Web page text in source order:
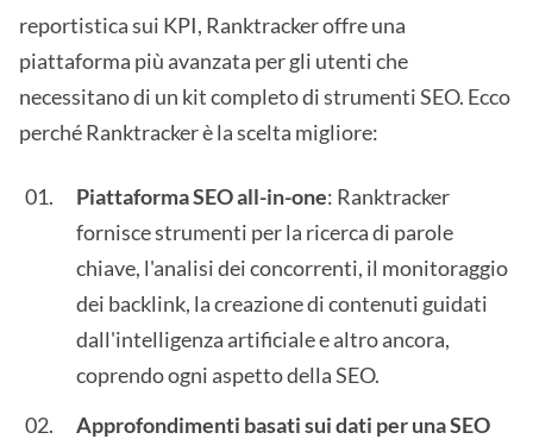
reportistica sui KPI, Ranktracker offre una
piattaforma più avanzata per gli utenti che
necessitano di un kit completo di strumenti SEO. Ecco
perché Ranktracker è la scelta migliore:
Piattaforma SEO all-in-one: Ranktracker
fornisce strumenti per la ricerca di parole
chiave, l'analisi dei concorrenti, il monitoraggio
dei backlink, la creazione di contenuti guidati
dall'intelligenza artificiale e altro ancora,
coprendo ogni aspetto della SEO.
Approfondimenti basati sui dati per una SEO